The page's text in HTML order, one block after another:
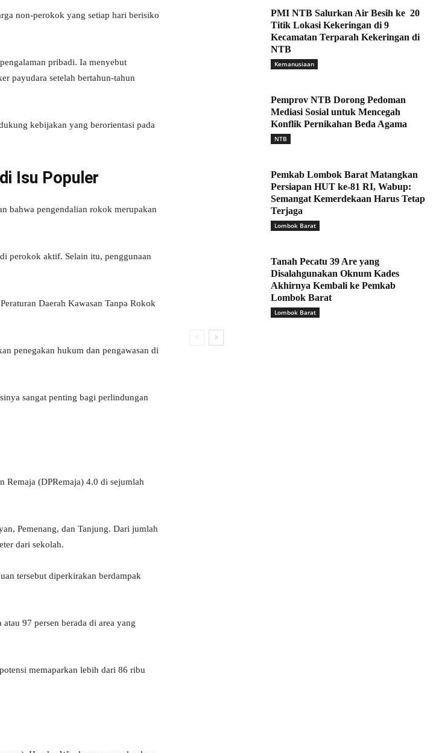
non-perokok yang setiap hari berisiko
pribadi. Ia menyebut
payudara setelah bertahun-tahun
kebijakan yang berorientasi pada
Isu Populer
bahwa pengendalian rokok merupakan
perokok aktif. Selain itu, penggunaan
Daerah Kawasan Tanpa Rokok
penegakan hukum dan pengawasan di
sangat penting bagi perlindungan
Remaja (DPRemaja) 4.0 di sejumlah
Pemenang, dan Tanjung. Dari jumlah
dari sekolah.
tersebut diperkirakan berdampak
97 persen berada di area yang
memaparkan lebih dari 86 ribu
PMI NTB Salurkan Air Besih ke 20
Titik Lokasi Kekeringan di 9
Kecamatan Terparah Kekeringan di
NTB
Kemanusiaan
Pemprov NTB Dorong Pedoman
Mediasi Sosial untuk Mencegah
Konflik Pernikahan Beda Agama
NTB
Pemkab Lombok Barat Matangkan
Persiapan HUT ke-81 RI, Wabup:
Semangat Kemerdekaan Harus Tetap
Terjaga
Lombok Barat
Tanah Pecatu 39 Are yang
Disalahgunakan Oknum Kades
Akhirnya Kembali ke Pemkab
Lombok Barat
Lombok Barat